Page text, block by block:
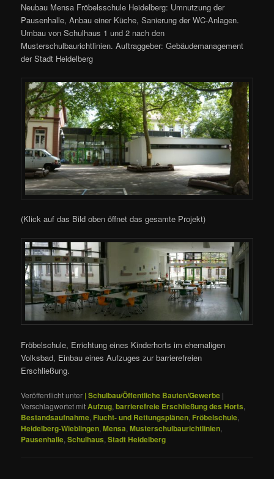
Neubau Mensa Fröbelsschule Heidelberg: Umnutzung der
Pausenhalle, Anbau einer Küche, Sanierung der WC-Anlagen.
Umbau von Schulhaus 1 und 2 nach den
Musterschulbaurichtlinien. Auftraggeber: Gebäudemanagement
der Stadt Heidelberg
(Klick auf das Bild oben öffnet das gesamte Projekt)
Fröbelschule, Errichtung eines Kinderhorts im ehemaligen
Volksbad, Einbau eines Aufzuges zur barrierefreien
Erschließung.
Veröffentlicht unter | Schulbau/Öffentliche Bauten/Gewerbe |
Verschlagwortet mitAufzug,barrierefreie Erschließung des Horts,
Bestandsaufnahme, Flucht- und Rettungsplänen, Fröbelschule,
Heidelberg-Wieblingen,Mensa,Musterschulbaurichtlinien,
Pausenhalle,Schulhaus,Stadt Heidelberg